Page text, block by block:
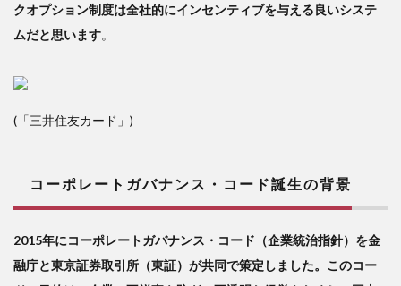
クオプション制度は全社的にインセンティブを与える良いシステ
ムだと思います。
(「三井住友カード」)
コーポレートガバナンス・コード誕生の背景
2015年にコーポレートガバナンス・コード（企業統治指針）を金
融庁と東京証券取引所（東証）が共同で策定しました。このコー